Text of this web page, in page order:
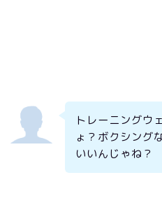
トレーニングウ
ょ？ボクシング
いいんじゃね？